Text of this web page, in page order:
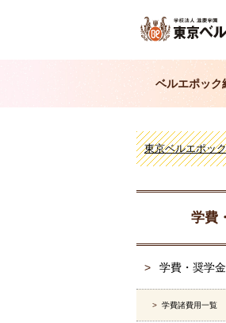
ベルエポック
東京ベルエポッ
学費
学費・奨学金
学費諸費用一覧